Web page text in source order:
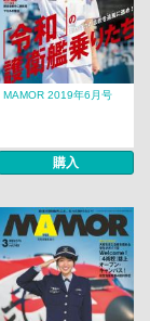
MAMOR 2019年6月号
購入